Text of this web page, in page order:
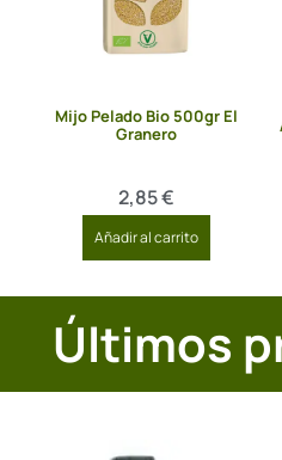
Mijo Pelado Bio 500gr El
Granero
2,85€
Añadir al carrito
Últimos